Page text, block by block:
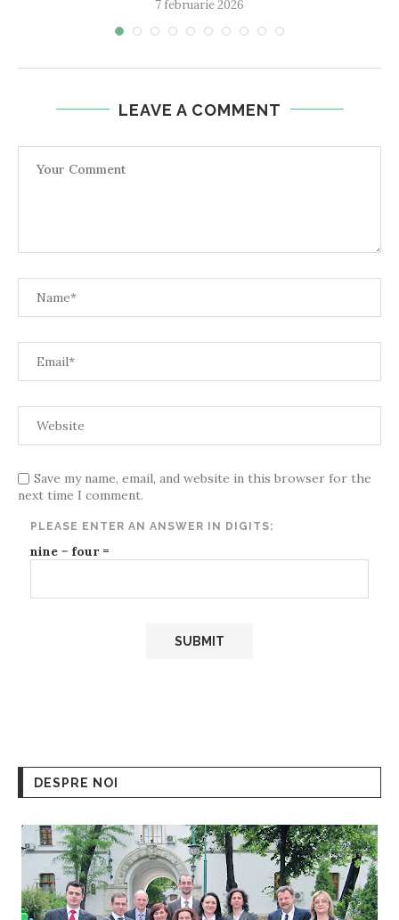
7 februarie 2026
LEAVE A COMMENT
Save my name, email, and website in this browser for the
next time I comment.
PLEASE ENTER AN ANSWER IN DIGITS:
nine − four =
DESPRE NOI